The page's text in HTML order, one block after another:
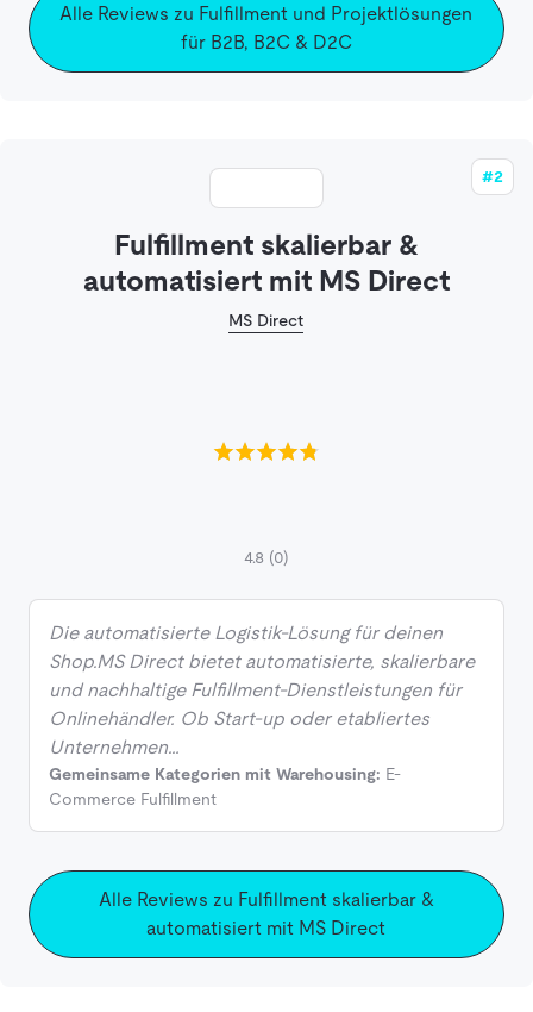
Alle Reviews zu Fulfillment und Projektlösungen
für B2B, B2C & D2C
#2
Fulfillment skalierbar &
automatisiert mit MS Direct
MS Direct
4.8 (0)
Die automatisierte Logistik-Lösung für deinen
Shop.MS Direct bietet automatisierte, skalierbare
und nachhaltige Fulfillment-Dienstleistungen für
Onlinehändler. Ob Start-up oder etabliertes
Unternehmen…
Gemeinsame Kategorien mit Warehousing: E-
Commerce Fulfillment
Alle Reviews zu Fulfillment skalierbar &
automatisiert mit MS Direct